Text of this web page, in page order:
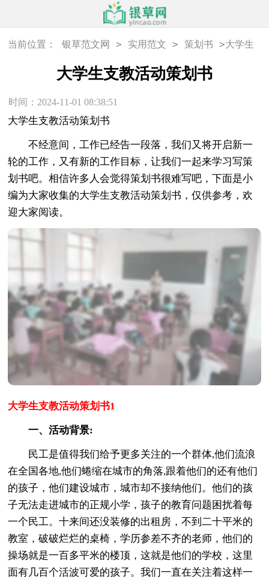
当前位置： 银草范文网 > 实用范文 > 策划书 >大学生
支教活动策划书
大学生支教活动策划书
时间：2024-11-01 08:38:51
大学生支教活动策划书
不经意间，工作已经告一段落，我们又将开启新一
轮的工作，又有新的工作目标，让我们一起来学习写策
划书吧。相信许多人会觉得策划书很难写吧，下面是小
编为大家收集的大学生支教活动策划书，仅供参考，欢
迎大家阅读。
大学生支教活动策划书1
一、活动背景:
民工是值得我们给予更多关注的一个群体,他们流浪
在全国各地,他们蜷缩在城市的角落,跟着他们的还有他们
的孩子，他们建设城市，城市却不接纳他们。他们的孩
子无法走进城市的正规小学，孩子的教育问题困扰着每
一个民工。十来间还没装修的出租房，不到二十平米的
教室，破破烂烂的桌椅，学历参差不齐的老师，他们的
操场就是一百多平米的楼顶，这就是他们的学校，这里
面有几百个活波可爱的孩子。我们一直在关注着这样一